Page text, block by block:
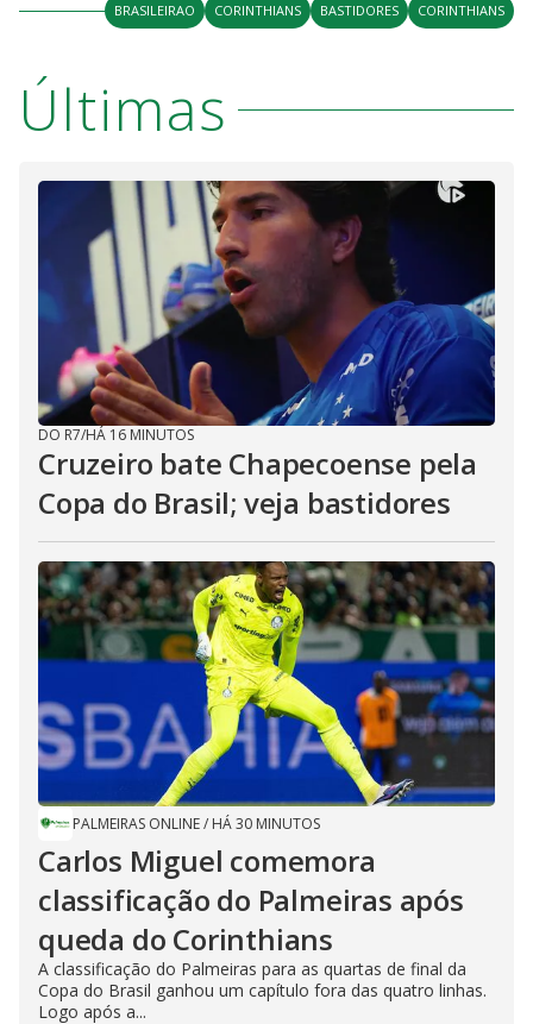
BRASILEIRAO CORINTHIANS BASTIDORES CORINTHIANS
Últimas
DO R7/HÁ 16 MINUTOS
Cruzeiro bate Chapecoense pela
Copa do Brasil; veja bastidores
PALMEIRAS ONLINE/ HÁ 30 MINUTOS
Carlos Miguel comemora
classificação do Palmeiras após
queda do Corinthians
A classificação do Palmeiras para as quartas de final da
Copa do Brasil ganhou um capítulo fora das quatro linhas.
Logo após a...